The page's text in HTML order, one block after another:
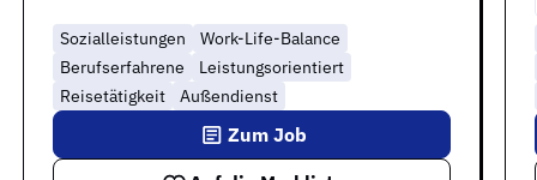
Sozialleistungen
Work-Life-Balance
Berufserfahrene
Leistungsorientiert
Reisetätigkeit
Außendienst
Zum Job